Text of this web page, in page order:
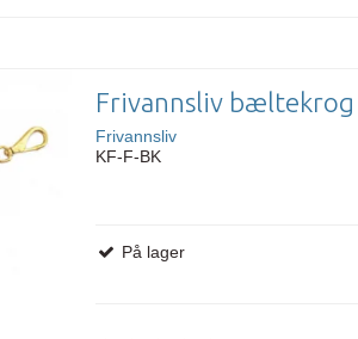
Frivannsliv bæltekrog
Frivannsliv
KF-F-BK
På lager